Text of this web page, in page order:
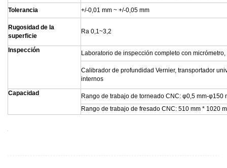
Tolerancia +/-0,01 mm ~ +/-0,05 mm
Rugosidad de la
superficie
Ra 0,1~3,2
Inspección Laboratorio de inspección completo con
Calibrador de profundidad Vernier, transportador
internos
Capacidad
Rango de trabajo de torneado CNC: φ0,5 mm-φ150
Rango de trabajo de fresado CNC: 510 mm * 1020